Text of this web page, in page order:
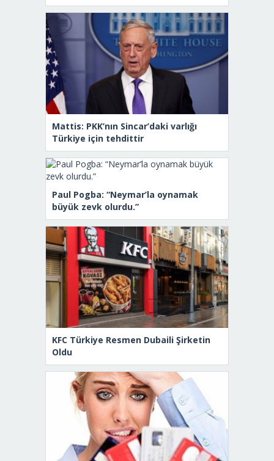
Mattis: PKK’nın Sincar’daki varlığı
Türkiye için tehdittir
Paul Pogba: “Neymar’la oynamak
büyük zevk olurdu.”
KFC Türkiye Resmen Dubaili Şirketin
Oldu